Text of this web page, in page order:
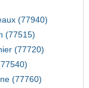
(77940)
(77515)
(77720)
(77760)